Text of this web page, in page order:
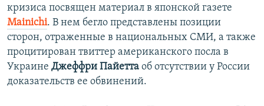
кризиса посвящен материал в японской газете
Мainichi. В нем бегло представлены позиции
сторон, отраженные в национальных СМИ, а также
процитирован твиттер американского посла в
Украине Джеффри Пайетта об отсутствии у России
доказательств ее обвинений.